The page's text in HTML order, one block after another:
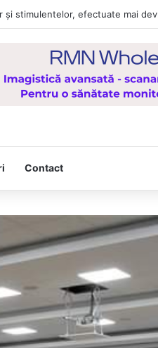
de la Mănăstirea Hadâmbu
Contact